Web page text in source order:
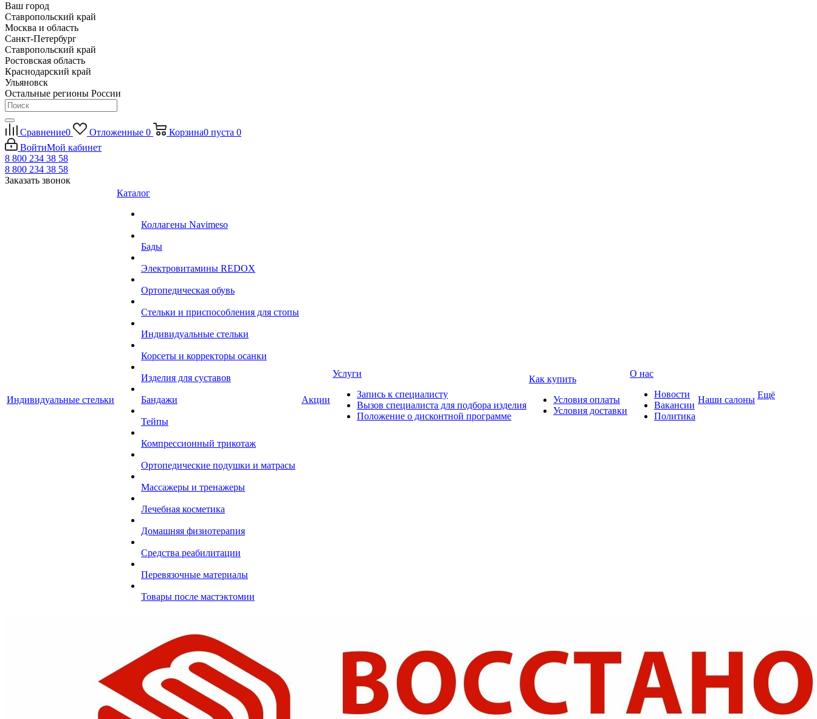
Ваш город
Ставропольский край
Москва и область
Санкт-Петербург
Ставропольский край
Ростовская область
Краснодарский край
Ульяновск
Остальные регионы России
Сравнение0 Отложенные 0 Корзина0 пуста 0
ВойтиМой кабинет
8 800 234 38 58
8 800 234 38 58
Заказать звонок
Индивидуальные стельки
Каталог
Коллагены Navimeso
Бады
Электровитамины REDOX
Ортопедическая обувь
Стельки и приспособления для стопы
Индивидуальные стельки
Корсеты и корректоры осанки
Изделия для суставов
Бандажи
Тейпы
Компрессионный трикотаж
Ортопедические подушки и матрасы
Массажеры и тренажеры
Лечебная косметика
Домашняя физиотерапия
Средства реабилитации
Перевязочные материалы
Товары после мастэктомии
Акции
Услуги
Запись к специалисту
Вызов специалиста для подбора изделия
Положение о дисконтной программе
Как купить
Условия оплаты
Условия доставки
О нас
Новости
Вакансии
Политика
Наши салоны Ещё